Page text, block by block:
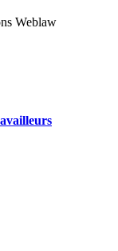
Weblaw